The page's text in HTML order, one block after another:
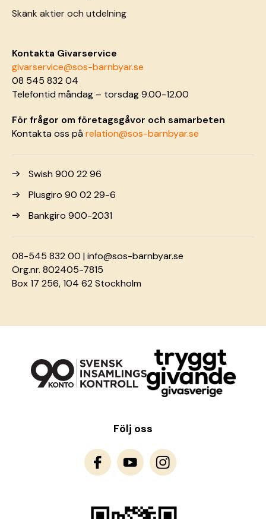
Skänk aktier och utdelning
Kontakta Givarservice
givarservice@sos-barnbyar.se
08 545 832 04
Telefontid måndag – torsdag 9.00-12.00
För frågor om företagsgåvor och samarbeten
Kontakta oss pårelation@sos-barnbyar.se
Swish 900 22 96
Plusgiro 90 02 29-6
Bankgiro 900-2031
08-545 832 00 |info@sos-barnbyar.se
Org.nr. 802405-7815
Box 17 256, 104 62 Stockholm
Följ oss